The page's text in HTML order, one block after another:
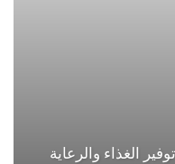
الغذاء والرعاية